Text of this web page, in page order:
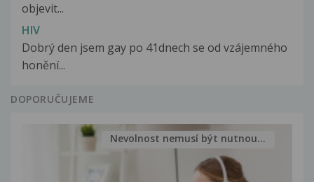
objevit...
HIV
Dobrý den jsem gay po 41dnech se od vzájemného
honění...
DOPORUČUJEME
Nevolnost nemusí být nutnou...